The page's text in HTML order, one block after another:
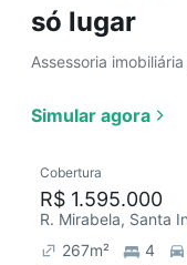
só lugar
Assessoria
Simular agora
Cobertura
R$ 1.595.000
R. Mirabela, Santa
267m² 4